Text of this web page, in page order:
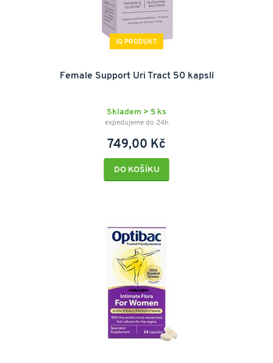
IQ PRODUKT
Female Support Uri Tract 50 kapslí
Skladem > 5 ks
expedujeme do 24h
749,00 Kč
DO KOŠÍKU